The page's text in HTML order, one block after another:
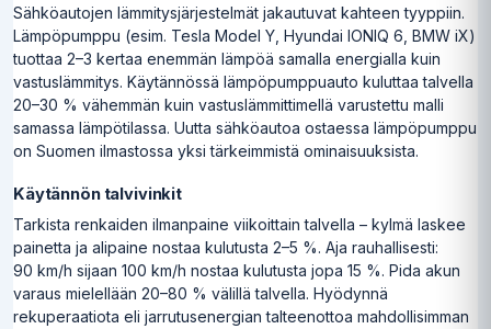
Sähköautojen lämmitysjärjestelmät jakautuvat kahteen tyyppiin.
Lämpöpumppu (esim. Tesla Model Y, Hyundai IONIQ 6, BMW iX)
tuottaa 2–3 kertaa enemmän lämpöä samalla energialla kuin
vastuslämmitys. Käytännössä lämpöpumppuauto kuluttaa talvella
20–30 % vähemmän kuin vastuslämmittimellä varustettu malli
samassa lämpötilassa. Uutta sähköautoa ostaessa lämpöpumppu
on Suomen ilmastossa yksi tärkeimmistä ominaisuuksista.
Käytännön talvivinkit
Tarkista renkaiden ilmanpaine viikoittain talvella – kylmä laskee
painetta ja alipaine nostaa kulutusta 2–5 %. Aja rauhallisesti:
90 km/h sijaan 100 km/h nostaa kulutusta jopa 15 %. Pida akun
varaus mielellään 20–80 % välillä talvella. Hyödynnä
rekuperaatiota eli jarrutusenergian talteenottoa mahdollisimman